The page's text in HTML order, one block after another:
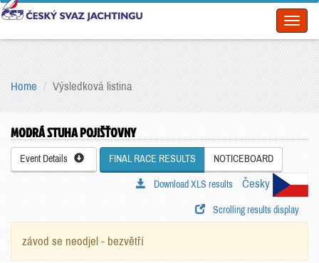
Home Výsledková listina
MODRÁ STUHA POJIŠŤOVNY
Event Details FINAL RACE RESULTS NOTICEBOARD
Česky
Download XLS results
Scrolling results display
závod se neodjel - bezvětří